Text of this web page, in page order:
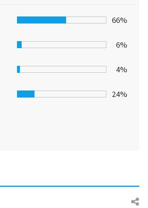
66%
6%
4%
24%